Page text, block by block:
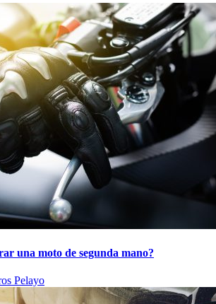
una moto de segunda mano?
Pelayo